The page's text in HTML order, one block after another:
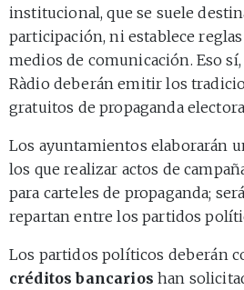
institucional, que se suele
participación, ni establece
medios de comunicación. Eso sí,
Ràdio deberán emitir los
gratuitos de propaganda
Los ayuntamientos elaborarán
los que realizar actos de
para carteles de propaganda;
repartan entre los partidos
Los partidos políticos deberán
créditos bancarios han